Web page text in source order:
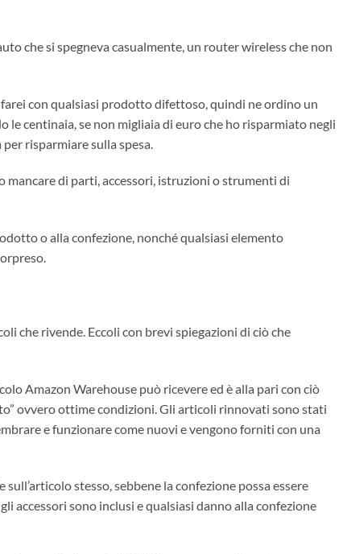
che si spegneva casualmente, un router wireless che non
con qualsiasi prodotto difettoso, quindi ne ordino un
le centinaia, se non migliaia di euro che ho risparmiato negli
risparmiare sulla spesa.
di parti, accessori, istruzioni o strumenti di
o alla confezione, nonché qualsiasi elemento
che rivende. Eccoli con brevi spiegazioni di ciò che
Amazon Warehouse può ricevere ed è alla pari con ciò
ovvero ottime condizioni. Gli articoli rinnovati sono stati
e funzionare come nuovi e vengono forniti con una
stesso, sebbene la confezione possa essere
accessori sono inclusi e qualsiasi danno alla confezione